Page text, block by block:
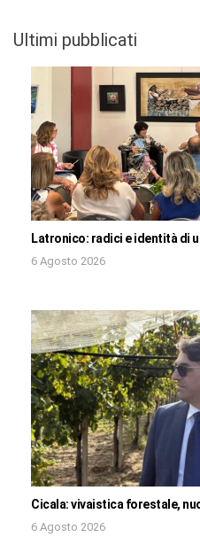
Ultimi pubblicati
Latronico: radici e identità di
6 Agosto 2026
Cicala: vivaistica forestale,
6 Agosto 2026